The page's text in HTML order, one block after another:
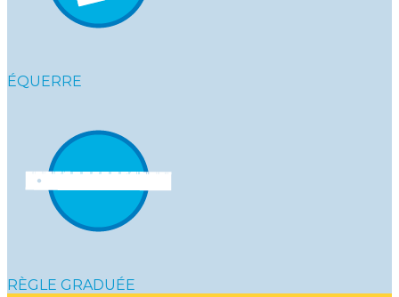
ÉQUERRE
RÈGLE GRADUÉE